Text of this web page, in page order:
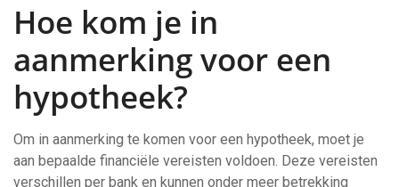
Hoe kom je in
aanmerking voor een
hypotheek?
Om in aanmerking te komen voor een hypotheek, moet je
aan bepaalde financiële vereisten voldoen. Deze vereisten
verschillen per bank en kunnen onder meer betrekking